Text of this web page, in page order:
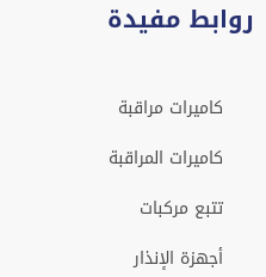
روابط مفيدة
كاميرات مراقبة
كاميرات المراقبة
تتبع مركبات
أجهزة الإنذار